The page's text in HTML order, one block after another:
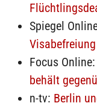
Spiegel
Focus Online:
behält
n-tv: Berlin